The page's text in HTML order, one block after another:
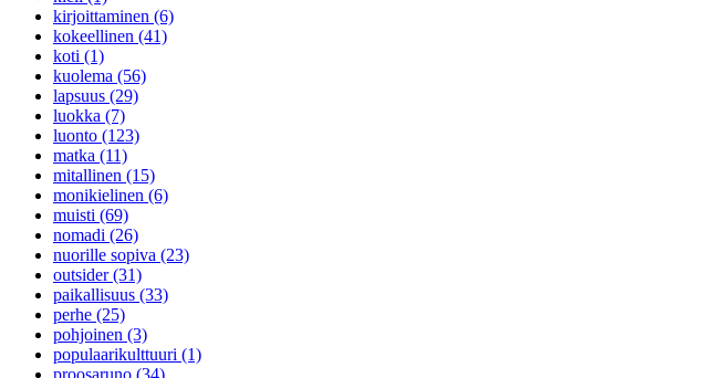
kirjoittaminen (6)
kokeellinen (41)
koti (1)
kuolema (56)
lapsuus (29)
luokka (7)
luonto (123)
matka (11)
mitallinen (15)
monikielinen (6)
muisti (69)
nomadi (26)
nuorille sopiva (23)
outsider (31)
paikallisuus (33)
perhe (25)
pohjoinen (3)
populaarikulttuuri (1)